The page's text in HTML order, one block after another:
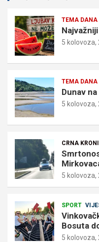
TEMA DANA
5 kolovoza,
TEMA DANA
Dunav
5 kolovoza,
CRNA
5 kolovoza,
SPORT
Bosuta
5 kolovoza,